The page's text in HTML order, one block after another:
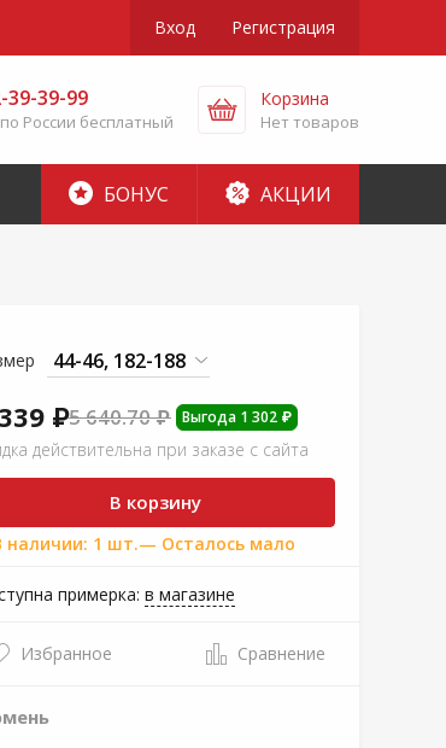
Вход Регистрация
39-39-99
России бесплатный
Корзина
Нет товаров
БОНУС АКЦИИ
₽5 640.70 ₽ Выгода 1 302 ₽
действительна при заказе с сайта
В корзину
наличии: 1 шт.— Осталось мало
примерка: в магазине
Избранное Сравнение